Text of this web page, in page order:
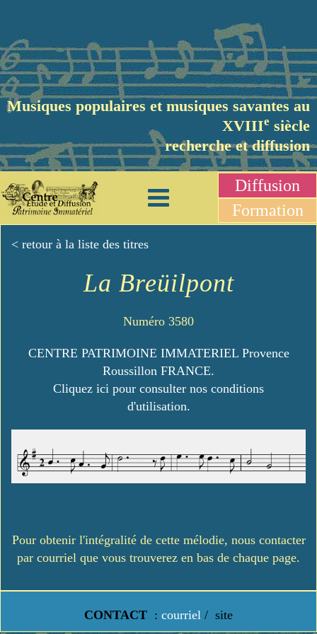
Musiques populaires et musiques savantes au
XVIIIe siècle
recherche et diffusion
Diffusion
Formation
< retour à la liste des titres
La Breüilpont
Numéro 3580
CENTRE PATRIMOINE IMMATERIEL Provence
Roussillon FRANCE.
Cliquez ici pour consulter nos conditions
d'utilisation.
Pour obtenir l'intégralité de cette mélodie, nous contacter
par courriel que vous trouverez en bas de chaque page.
CONTACT : courriel / site